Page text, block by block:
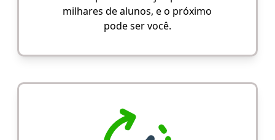
milhares de alunos, e o próximo
pode ser você.